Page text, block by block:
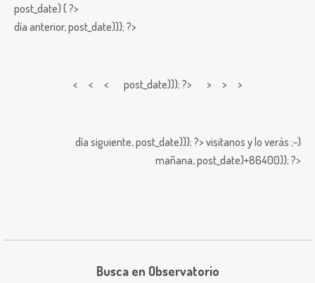
post_date) { ?>
día anterior,post_date))); ?>
< < < post_date))); ?> > > >
día siguiente,post_date))); ?> visitanos y lo verás ;-)
mañana,post_date)+86400)); ?>
Busca en Observatorio